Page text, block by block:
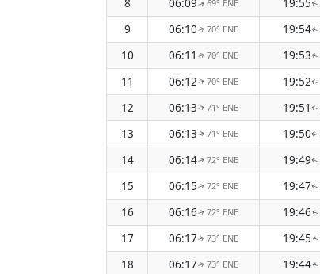
↑69° ENE ↑
9
06:10↑70° ENE 19:54↑
10
06:11 ↑70° ENE 19:53↑
11
06:12↑70° ENE 19:52↑
12
06:13↑71° ENE 19:51 ↑
13
06:13↑71° ENE 19:50↑
14
06:14↑72° ENE 19:49↑
15
06:15↑72° ENE 19:47↑
16
06:16↑72° ENE 19:46↑
17
06:17↑73° ENE 19:45↑
18
06:17↑73° ENE 19:44↑